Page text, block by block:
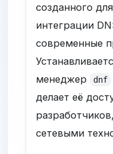
созданного
интеграции
современные
менеджер
dnf
делает её
сетевыми